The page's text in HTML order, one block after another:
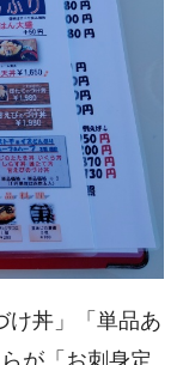
け丼」「単品あ
が「お刺身定